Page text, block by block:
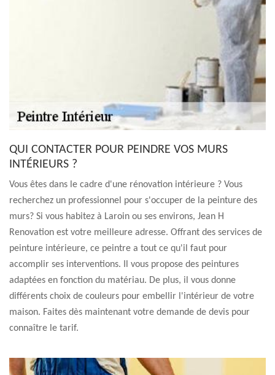
QUI CONTACTER POUR PEINDRE VOS MURS
INTÉRIEURS ?
Vous êtes dans le cadre d'une rénovation intérieure ? Vous
recherchez un professionnel pour s'occuper de la peinture des
murs? Si vous habitez à Laroin ou ses environs, Jean H
Renovation est votre meilleure adresse. Offrant des services de
peinture intérieure, ce peintre a tout ce qu'il faut pour
accomplir ses interventions. Il vous propose des peintures
adaptées en fonction du matériau. De plus, il vous donne
différents choix de couleurs pour embellir l'intérieur de votre
maison. Faites dès maintenant votre demande de devis pour
connaître le tarif.